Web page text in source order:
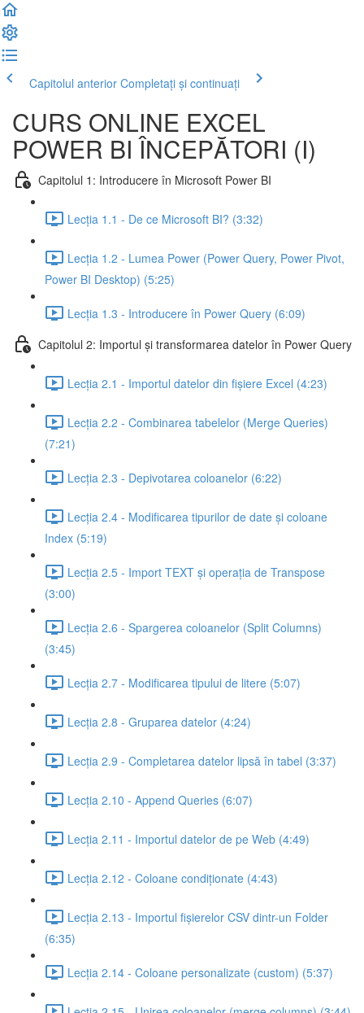
Capitolul anterior Completați și continuați
CURS ONLINE EXCEL
POWER BI ÎNCEPĂTORI (I)
Capitolul 1: Introducere în Microsoft Power BI
Lecția 1.1 - De ce Microsoft BI? (3:32)
Lecția 1.2 - Lumea Power (Power Query, Power Pivot,
Power BI Desktop) (5:25)
Lecția 1.3 - Introducere în Power Query (6:09)
Capitolul 2: Importul și transformarea datelor în Power Query
Lecția 2.1 - Importul datelor din fișiere Excel (4:23)
Lecția 2.2 - Combinarea tabelelor (Merge Queries)
(7:21)
Lecția 2.3 - Depivotarea coloanelor (6:22)
Lecția 2.4 - Modificarea tipurilor de date și coloane
Index (5:19)
Lecția 2.5 - Import TEXT și operația de Transpose
(3:00)
Lecția 2.6 - Spargerea coloanelor (Split Columns)
(3:45)
Lecția 2.7 - Modificarea tipului de litere (5:07)
Lecția 2.8 - Gruparea datelor (4:24)
Lecția 2.9 - Completarea datelor lipsă în tabel (3:37)
Lecția 2.10 - Append Queries (6:07)
Lecția 2.11 - Importul datelor de pe Web (4:49)
Lecția 2.12 - Coloane condiționate (4:43)
Lecția 2.13 - Importul fișierelor CSV dintr-un Folder
(6:35)
Lecția 2.14 - Coloane personalizate (custom) (5:37)